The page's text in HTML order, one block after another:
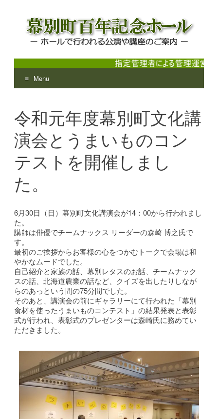
幕別町百年記念ホール
ホールで行われる公演や講座のご案内
Menu
content
令和元年度幕別町文化講
演会とうまいものコン
テストを開催しまし
た。
6月30日（日）幕別町文化講演会が14：00から行われまし
た。
講師は俳優でチームナックス リーダーの森崎 博之氏で
す。
最初のご挨拶からお客様の心をつかむトークで会場は和
やかなムードでした。
自己紹介と家族の話、幕別レタスのお話、チームナック
スの話、北海道農業の話など、クイズを出したりしなが
らのあっという間の75分間でした。
そのあと、講演会の前にギャラリーにて行われた「幕別
食材を使ったうまいものコンテスト」の結果発表と表彰
式が行われ、表彰式のプレゼンターは森崎氏に務めてい
ただきました。